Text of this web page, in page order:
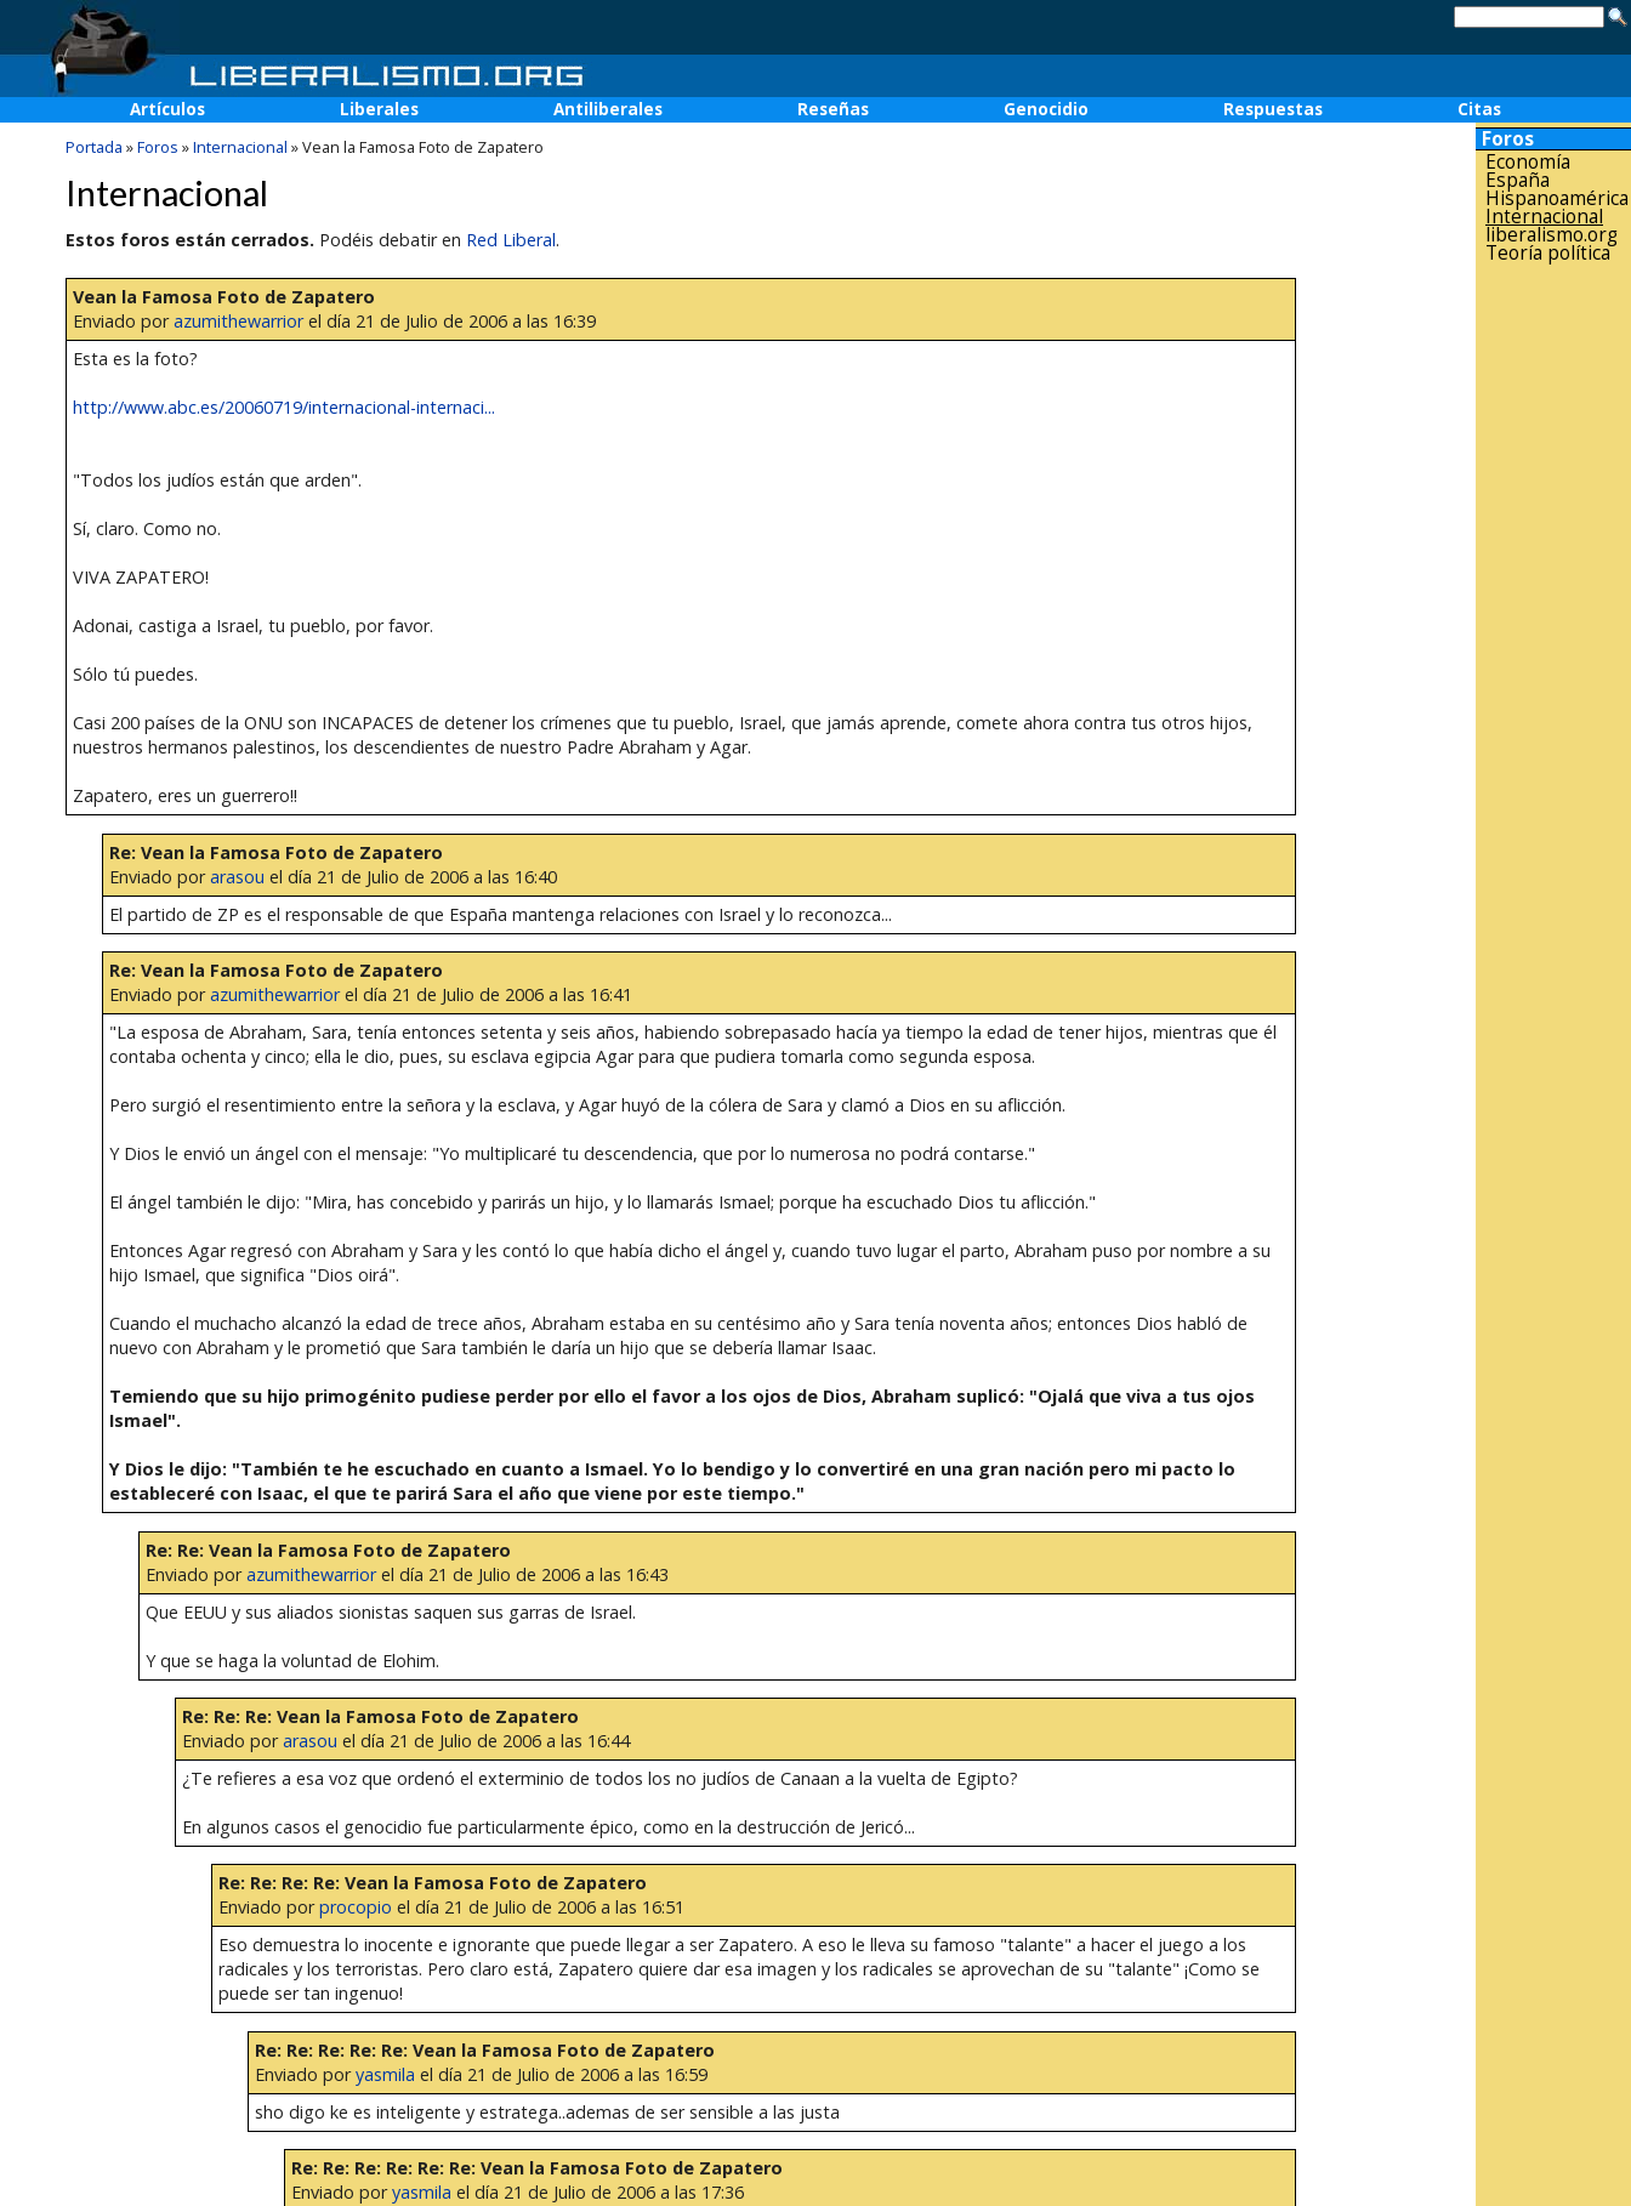
Artículos Liberales Antiliberales Reseñas Genocidio Respuestas
Citas
Portada »Foros »Internacional »Vean la Famosa Foto de Zapatero
Internacional
Estos foros están cerrados. Podéis debatir en Red Liberal.
Vean la Famosa Foto de Zapatero
Enviado porazumithewarriorel día 21 de Julio de 2006 a las 16:39
Esta es la foto?
http://www.abc.es/20060719/internacional-internaci...
"Todos los judíos están que arden".
Sí, claro. Como no.
VIVA ZAPATERO!
Adonai, castiga a Israel, tu pueblo, por favor.
Sólo tú puedes.
Casi 200 países de la ONU son INCAPACES de detener los crímenes que tu pueblo, Israel, que jamás aprende, comete ahora contra tus otros hijos,
nuestros hermanos palestinos, los descendientes de nuestro Padre Abraham y Agar.
Zapatero, eres un guerrero!!
Re: Vean la Famosa Foto de Zapatero
Enviado porarasou el día 21 de Julio de 2006 a las 16:40
El partido de ZP es el responsable de que España mantenga relaciones con Israel y lo reconozca...
Re: Vean la Famosa Foto de Zapatero
Enviado porazumithewarriorel día 21 de Julio de 2006 a las 16:41
"La esposa de Abraham, Sara, tenía entonces setenta y seis años, habiendo sobrepasado hacía ya tiempo la edad de tener hijos, mientras que él
contaba ochenta y cinco; ella le dio, pues, su esclava egipcia Agar para que pudiera tomarla como segunda esposa.
Pero surgió el resentimiento entre la señora y la esclava, y Agar huyó de la cólera de Sara y clamó a Dios en su aflicción.
Y Dios le envió un ángel con el mensaje: "Yo multiplicaré tu descendencia, que por lo numerosa no podrá contarse."
El ángel también le dijo: "Mira, has concebido y parirás un hijo, y lo llamarás Ismael; porque ha escuchado Dios tu aflicción."
Entonces Agar regresó con Abraham y Sara y les contó lo que había dicho el ángel y, cuando tuvo lugar el parto, Abraham puso por nombre a su
hijo Ismael, que significa "Dios oirá".
Cuando el muchacho alcanzó la edad de trece años, Abraham estaba en su centésimo año y Sara tenía noventa años; entonces Dios habló de
nuevo con Abraham y le prometió que Sara también le daría un hijo que se debería llamar Isaac.
Temiendo que su hijo primogénito pudiese perder por ello el favor a los ojos de Dios, Abraham suplicó: "Ojalá que viva a tus ojos
Ismael".
Y Dios le dijo: "También te he escuchado en cuanto a Ismael. Yo lo bendigo y lo convertiré en una gran nación pero mi pacto lo
estableceré con Isaac, el que te parirá Sara el año que viene por este tiempo."
Re: Re: Vean la Famosa Foto de Zapatero
Enviado porazumithewarriorel día 21 de Julio de 2006 a las 16:43
Que EEUU y sus aliados sionistas saquen sus garras de Israel.
Y que se haga la voluntad de Elohim.
Re: Re: Re: Vean la Famosa Foto de Zapatero
Enviado porarasou el día 21 de Julio de 2006 a las 16:44
¿Te refieres a esa voz que ordenó el exterminio de todos los no judíos de Canaan a la vuelta de Egipto?
En algunos casos el genocidio fue particularmente épico, como en la destrucción de Jericó...
Re: Re: Re: Re: Vean la Famosa Foto de Zapatero
Enviado porprocopio el día 21 de Julio de 2006 a las 16:51
Eso demuestra lo inocente e ignorante que puede llegar a ser Zapatero. A eso le lleva su famoso "talante" a hacer el juego a los
radicales y los terroristas. Pero claro está, Zapatero quiere dar esa imagen y los radicales se aprovechan de su "talante" ¡Como se
puede ser tan ingenuo!
Re: Re: Re: Re: Re: Vean la Famosa Foto de Zapatero
Enviado poryasmila el día 21 de Julio de 2006 a las 16:59
sho digo ke es inteligente y estratega..ademas de ser sensible a las justa
Re: Re: Re: Re: Re: Re: Vean la Famosa Foto de Zapatero
Enviado poryasmila el día 21 de Julio de 2006 a las 17:36
Foros
Economía
España
Hispanoamérica
Internacional
liberalismo.org
Teoría política